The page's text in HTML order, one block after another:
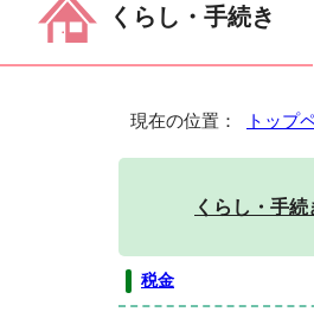
くらし・手続き
現在の位置： トップ
くらし・手続
税金